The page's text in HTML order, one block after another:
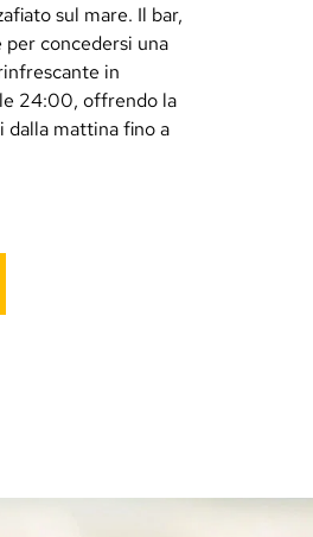
sul mare. Il bar,
per concedersi una
in
24:00, offrendo la
dalla mattina fino a